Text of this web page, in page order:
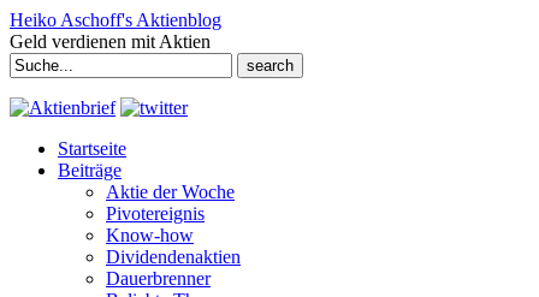
Heiko Aschoff's Aktienblog
Geld verdienen mit Aktien
Search
for:
Startseite
Beiträge
Aktie der Woche
Pivotereignis
Know-how
Dividendenaktien
Dauerbrenner